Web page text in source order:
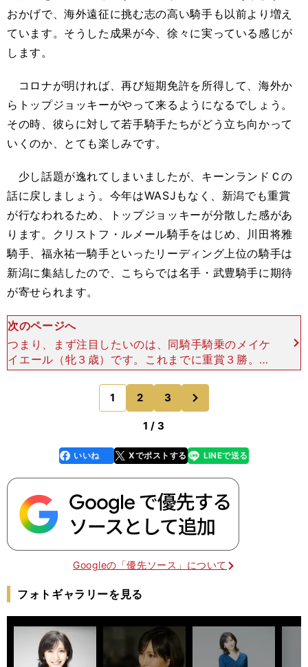
おかげで、海外遠征に挑む志の高い騎手も以前より増え
ています。そうした成果が今、徐々に実っている感じが
します。
コロナが明ければ、再び短期免許を所得して、海外か
らトップジョッキーがやって来るようになるでしょう。
その時、彼らに対して若手騎手たちがどう立ち向かって
いくのか、とても楽しみです。
少し話題が逸れてしまいましたが、キーンランドＣの
話に戻しましょう。今年はWASJもなく、新潟でも重賞
が行なわれるため、トップジョッキーが分散した感があ
ります。クリストフ・ルメール騎手をはじめ、川田将雅
騎手、福永祐一騎手といったリーディング上位の騎手は
新潟に集結したので、こちらでは名手・武豊騎手に期待
が寄せられます。
次のページへ
つまり、まず注目したいのは、同騎手騎乗のメイケ
イエール（牝３歳）です。これまでに重賞３勝。２
歳時のＧＩ阪神ジュベナイルフィリーズ（阪神・芝
1600ｍ）では４着と奮闘しています。 同レース
では、先週の
1 2 3
1 / 3
faceboo
k
いいね Xでポストする
line LINEで送る
Googleの「優先ソース」について
フォトギャラリーを見る